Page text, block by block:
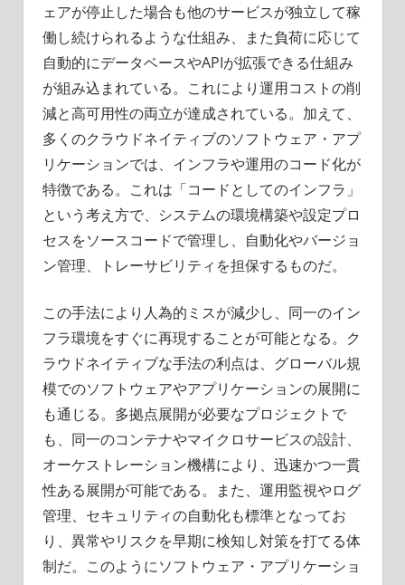
ェアが停止した場合も他のサービスが独立して稼
働し続けられるような仕組み、また負荷に応じて
自動的にデータベースやAPIが拡張できる仕組み
が組み込まれている。これにより運用コストの削
減と高可用性の両立が達成されている。加えて、
多くのクラウドネイティブのソフトウェア・アプ
リケーションでは、インフラや運用のコード化が
特徴である。これは「コードとしてのインフラ」
という考え方で、システムの環境構築や設定プロ
セスをソースコードで管理し、自動化やバージョ
ン管理、トレーサビリティを担保するものだ。
この手法により人為的ミスが減少し、同一のイン
フラ環境をすぐに再現することが可能となる。ク
ラウドネイティブな手法の利点は、グローバル規
模でのソフトウェアやアプリケーションの展開に
も通じる。多拠点展開が必要なプロジェクトで
も、同一のコンテナやマイクロサービスの設計、
オーケストレーション機構により、迅速かつ一貫
性ある展開が可能である。また、運用監視やログ
管理、セキュリティの自動化も標準となってお
り、異常やリスクを早期に検知し対策を打てる体
制だ。このようにソフトウェア・アプリケーショ